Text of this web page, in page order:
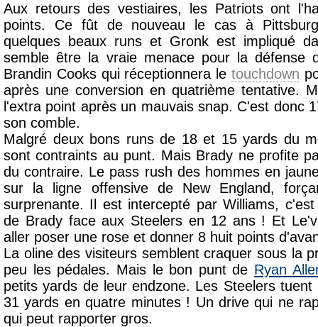
Aux retours des vestiaires, les Patriots ont
points. Ce fût de nouveau le cas à
quelques beaux runs et Gronk est impliqué
semble être la vraie menace pour la défense
Brandin Cooks qui réceptionnera le touchdown
après une conversion en quatrième tentative.
l'extra point après un mauvais snap. C'est donc
son comble.
Malgré deux bons runs de 18 et 15 yards du
sont contraints au punt. Mais Brady ne profite
du contraire. Le pass rush des hommes en
sur la ligne offensive de New England,
surprenante. Il est intercepté par Williams,
de Brady face aux Steelers en 12 ans ! Et
aller poser une rose et donner 8 huit points
La oline des visiteurs semblent craquer sous la
peu les pédales. Mais le bon punt de Ryan
petits yards de leur endzone. Les Steelers
31 yards en quatre minutes ! Un drive qui ne
qui peut rapporter gros.